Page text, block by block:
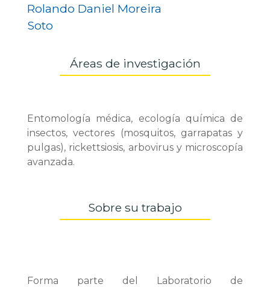
Rolando Daniel Moreira
Soto
Áreas de investigación
Entomología médica, ecología química de
insectos, vectores (mosquitos, garrapatas y
pulgas), rickettsiosis, arbovirus y microscopía
avanzada.
Sobre su trabajo
Forma parte del Laboratorio de